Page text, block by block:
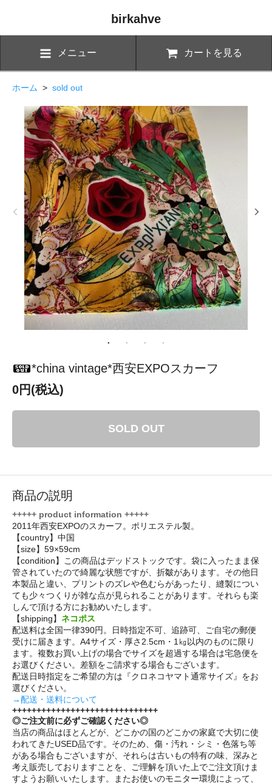
birkahve
メニュー カートを見る
ホーム > sold out
*china vintage*西安EXPOスカーフ
0円(税込)
SOLD OUT
商品の説明
+++++ product information +++++
2011年西安EXPOのスカーフ。ポリエステル製。
【country】中国
【size】59×59cm
【condition】この商品はデッドストックです。袋に入ったまま保
管されていたので綺麗な状態ですが、折皺があります。その他日
本製品と違い、プリントのズレや色むらがあったり、縫製につい
ても少々つくりが雑な点が見られることがあります。それらも楽
しんで頂ける方にお勧めいたします。
【shipping】 ネコポス
配送料は全国一律390円。日時指定不可、追跡可、ご自宅の郵便
受けに届きます。A4サイズ・厚さ2.5cm・1㎏以内のものに限り
ます。複数お買い上げの場合でサイズを超過する場合は宅急便を
お選びください。差額をご請求する場合もございます。
配送日時指定をご希望の方は『クロネコヤマト通常サイズ』をお
選びください。
→配送・送料について
++++++++++++++++++++++++++++++
◎ご注文前に必ずご確認ください◎
当店の商品はほとんどが、どこかの国のどこかの家庭で大切に使
われてきたUSED品です。そのため、傷・汚れ・シミ・色落ち等
がある場合もございますが、それらは古いもの特有の味、深みと
考え販売しておりますことを、ご理解を頂いた上でご注文頂けま
すようお願いいたします。またお使いのモニター環境によって、